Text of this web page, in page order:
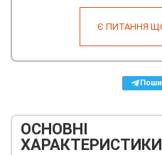
Є ПИТАННЯ
ОСНОВНІ
ХАРАКТЕРИСТИКИ